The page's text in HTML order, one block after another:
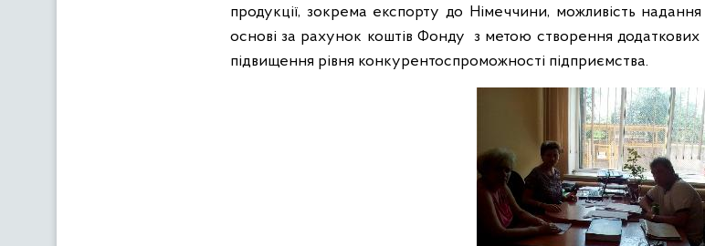
продукції, зокрема експорту до Німеччини, можливість
основі за рахунок коштів Фонду з метою створення додаткових
підвищення рівня конкурентоспроможності підприємства.